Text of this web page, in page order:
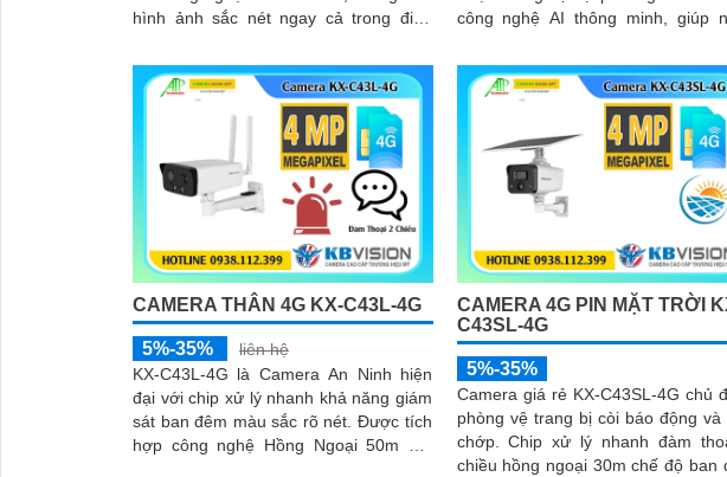
hình ảnh sắc nét ngay cả trong điều
công nghệ AI thông minh, giúp
tiện chính xác
CAMERA THÂN 4G KX-C43L-4G
5%-35%
liên hệ
KX-C43L-4G là Camera An Ninh hiện
đại với chip xử lý nhanh khả năng giám
sát ban đêm màu sắc rõ nét. Được tích
hợp công nghệ Hồng Ngoại 50m 4.0
CAMERA 4G PIN MẶT TRỜI
C43SL-4G
5%-35%
Camera giá rẻ KX-C43SL-4G chủ
phòng vệ trang bị còi báo động và
chớp. Chip xử lý nhanh đàm thoại 2
chiều hồng ngoại 30m chế độ ban